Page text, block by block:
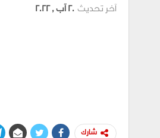
آخر تحديث 20 آب , 2022
شارك